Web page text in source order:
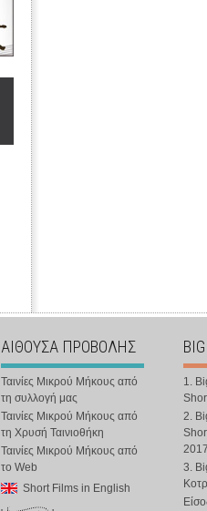
ΑΙΘΟΥΣΑ ΠΡΟΒΟΛΗΣ
Ταινίες Μικρού Μήκους από
τη συλλογή μας
Ταινίες Μικρού Μήκους από
τη Χρυσή Ταινιοθήκη
Ταινίες Μικρού Μήκους από
το Web
Short Films in English
1.
2.
3.